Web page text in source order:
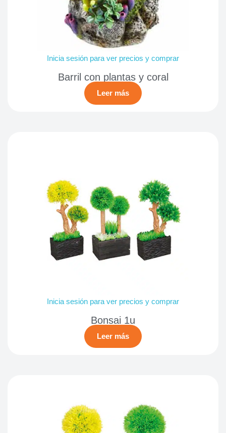
Inicia sesión para ver precios y comprar
Barril con plantas y coral
Leer más
Inicia sesión para ver precios y comprar
Bonsai 1u
Leer más